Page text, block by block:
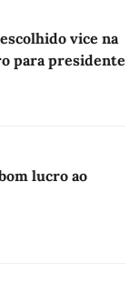
vice na
para presidente
lucro ao